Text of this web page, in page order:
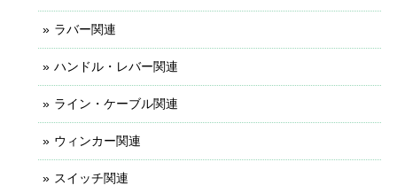
ラバー関連
ハンドル・レバー関連
ライン・ケーブル関連
ウィンカー関連
スイッチ関連